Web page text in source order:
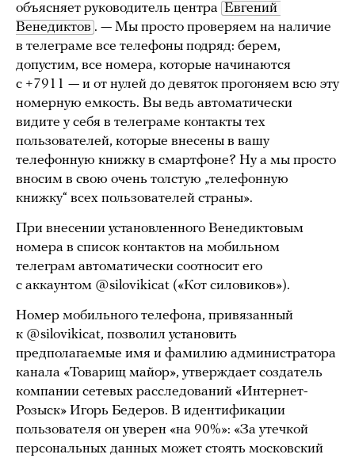
объясняет руководитель центра Евгений
Венедиктов . — Мы просто проверяем на наличие
в телеграме все телефоны подряд: берем,
допустим, все номера, которые начинаются
с +7911 — и от нулей до девяток прогоняем всю эту
номерную емкость. Вы ведь автоматически
видите у себя в телеграме контакты тех
пользователей, которые внесены в вашу
телефонную книжку в смартфоне? Ну а мы просто
вносим в свою очень толстую „телефонную
книжку“ всех пользователей страны».
При внесении установленного Венедиктовым
номера в список контактов на мобильном
телеграм автоматически соотносит его
с аккаунтом @silovikicat («Кот силовиков»).
Номер мобильного телефона, привязанный
к @silovikicat, позволил установить
предполагаемые имя и фамилию администратора
канала «Товарищ майор», утверждает создатель
компании сетевых расследований «Интернет-
Розыск» Игорь Бедеров. В идентификации
пользователя он уверен «на 90%»: «За утечкой
персональных данных может стоять московский